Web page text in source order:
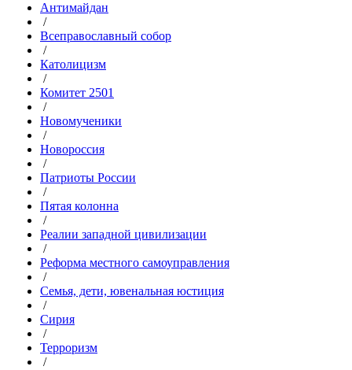
Антимайдан
/
Всеправославный собор
/
Католицизм
/
Комитет 2501
/
Новомученики
/
Новороссия
/
Патриоты России
/
Пятая колонна
/
Реалии западной цивилизации
/
Реформа местного самоуправления
/
Семья, дети, ювенальная юстиция
/
Сирия
/
Терроризм
/